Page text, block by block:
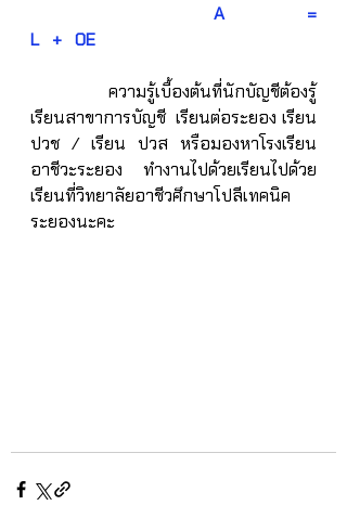
L   +   OE
เรียนสาขาการบัญชี  เรียนต่อระยอง เรียน
ปวช / เรียน ปวส หรือมองหาโรงเรียน
อาชีวะระยอง ทำงานไปด้วยเรียนไปด้วย
เรียนที่วิทยาลัยอาชีวศึกษาโปลีเทคนิค
ระยองนะคะ